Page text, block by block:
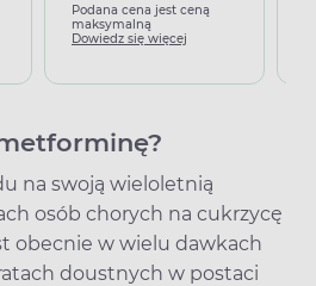
Podana cena jest ceną
maksymalną
Dowiedz się więcej
na swoją wieloletnią
osób chorych na cukrzycę
obecnie w wielu dawkach
doustnych w postaci